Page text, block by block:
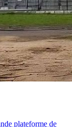
plateforme de